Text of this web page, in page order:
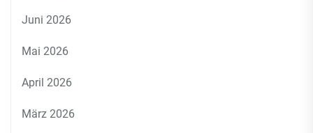
Juni 2026
Mai 2026
April 2026
März 2026